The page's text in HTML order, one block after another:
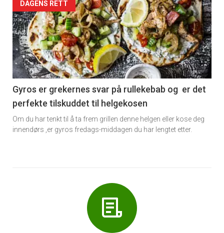
Forsiden
akkurat
nå
-
6
DAGENS RETT
Gyros er grekernes svar på rullekebab og er det
perfekte tilskuddet til helgekosen
Om du har tenkt til å ta frem grillen denne helgen eller kose deg
innendørs ,er gyros fredags-middagen du har lengtet etter.